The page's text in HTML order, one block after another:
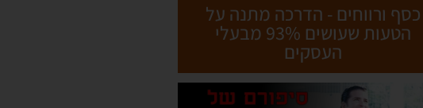
כסף ורווחים - הדרכה מתנה על
הטעות שעושים 93% מבעלי
העסקים